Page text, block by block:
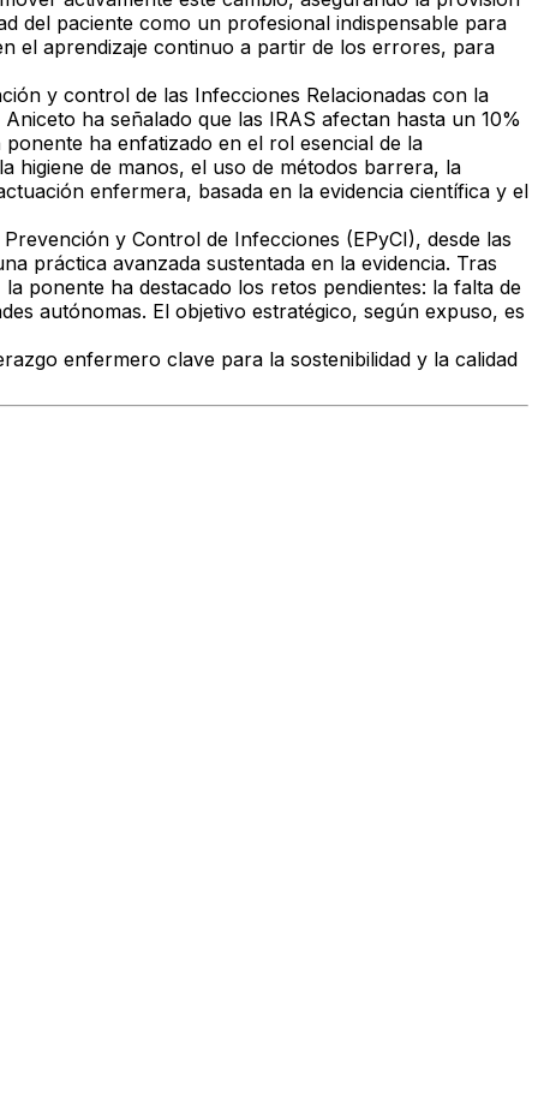
del paciente como un profesional indispensable para
el aprendizaje continuo a partir de los errores, para
y control de las Infecciones Relacionadas con la
ha señalado que las IRAS afectan hasta un 10%
ha enfatizado en el rol esencial de la
higiene de manos, el uso de métodos barrera, la
enfermera, basada en la evidencia científica y el
y Control de Infecciones (EPyCI), desde las
práctica avanzada sustentada en la evidencia. Tras
ponente ha destacado los retos pendientes: la falta de
autónomas. El objetivo estratégico, según expuso, es
enfermero clave para la sostenibilidad y la calidad